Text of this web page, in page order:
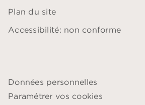
Plan du site
Accessibilité: non conforme
Données personnelles
Paramétrer vos cookies